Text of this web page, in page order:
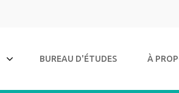
BUREAU D'ÉTUDES À